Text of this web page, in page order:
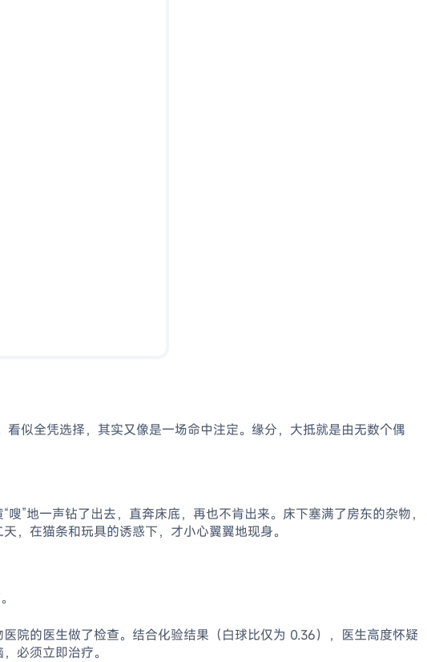
似全凭选择，其实又像是一场命中注定。缘分，大抵就是由无数个偶
”地一声钻了出去，直奔床底，再也不肯出来。床下塞满了房东的杂物，
，在猫条和玩具的诱惑下，才小心翼翼地现身。
院的医生做了检查。结合化验结果（白球比仅为 0.36），医生高度怀疑
必须立即治疗。